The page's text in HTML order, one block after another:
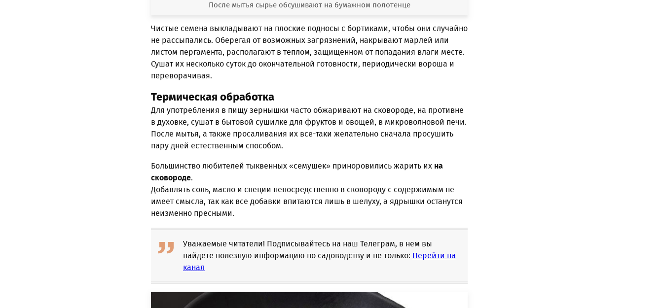
После мытья сырье обсушивают на бумажном полотенце
Чистые семена выкладывают на плоские подносы с бортиками, чтобы они случайно
не рассыпались. Оберегая от возможных загрязнений, накрывают марлей или
листом пергамента, располагают в теплом, защищенном от попадания влаги месте.
Сушат их несколько суток до окончательной готовности, периодически вороша и
переворачивая.
Термическая обработка
Для употребления в пищу зернышки часто обжаривают на сковороде, на противне
в духовке, сушат в бытовой сушилке для фруктов и овощей, в микроволновой печи.
После мытья, а также просаливания их все-таки желательно сначала просушить
пару дней естественным способом.
Большинство любителей тыквенных «семушек» приноровились жарить их на
сковороде.
Добавлять соль, масло и специи непосредственно в сковороду с содержимым не
имеет смысла, так как все добавки впитаются лишь в шелуху, а ядрышки останутся
неизменно пресными.
Уважаемые читатели! Подписывайтесь на наш Телеграм, в нем вы
найдете полезную информацию по садоводству и не только: Перейти на
канал